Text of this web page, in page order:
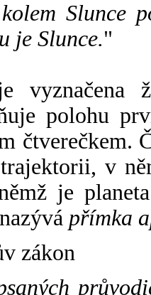
Slunce
je Slunce."
vyznačena
polohu
čtverečkem.
v
je
přímka
zákon